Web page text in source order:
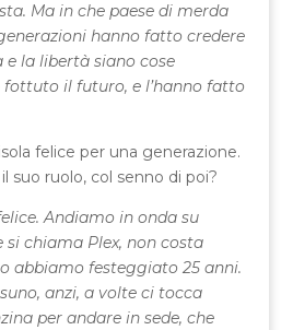
Ma in che paese di merda
hanno fatto credere
e la libertà siano cose
il futuro, e l’hanno fatto
felice per una generazione.
suo ruolo, col senno di poi?
Andiamo in onda su
si chiama Plex, non costa
abbiamo festeggiato 25 anni.
anzi, a volte ci tocca
per andare in sede, che